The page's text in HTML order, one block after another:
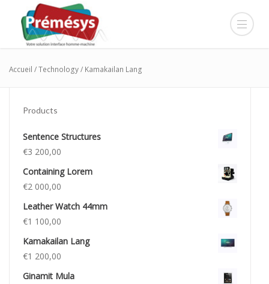
Accueil /Technology/ Kamakailan Lang
Products
Sentence Structures
€3 200,00
Containing Lorem
€2 000,00
Leather Watch 44mm
€1 100,00
Kamakailan Lang
€1 200,00
Ginamit Mula